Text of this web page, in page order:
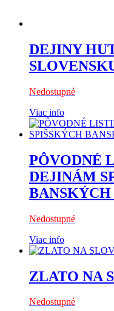
DEJINY
Nedostupné
Viac info
PÔVODNÉ
DEJINÁM
Nedostupné
Viac info
ZLATO NA
Nedostupné